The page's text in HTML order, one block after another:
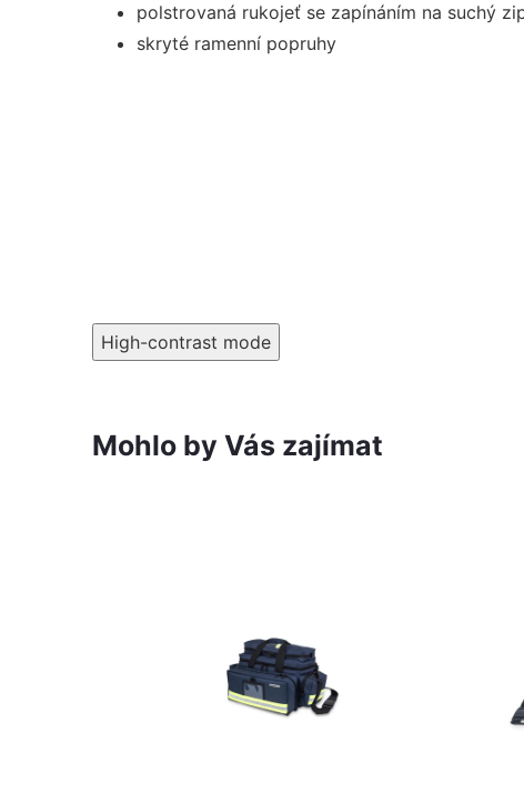
polstrovaná rukojeť se zapínáním na suchý
skryté ramenní popruhy
High-contrast mode
Mohlo by Vás zajímat